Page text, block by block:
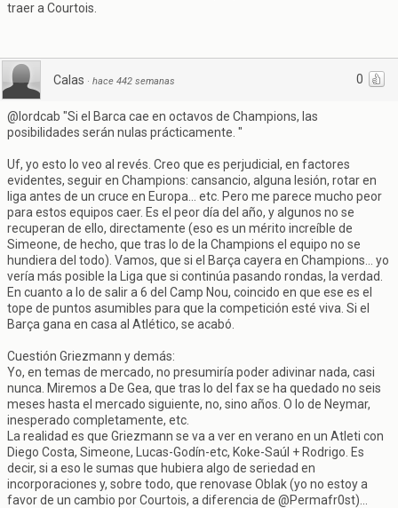
traer a Courtois.
0
Calas · hace 442 semanas
@lordcab "Si el Barca cae en octavos de Champions, las
posibilidades serán nulas prácticamente. "
Uf, yo esto lo veo al revés. Creo que es perjudicial, en factores
evidentes, seguir en Champions: cansancio, alguna lesión, rotar en
liga antes de un cruce en Europa... etc. Pero me parece mucho peor
para estos equipos caer. Es el peor día del año, y algunos no se
recuperan de ello, directamente (eso es un mérito increíble de
Simeone, de hecho, que tras lo de la Champions el equipo no se
hundiera del todo). Vamos, que si el Barça cayera en Champions... yo
vería más posible la Liga que si continúa pasando rondas, la verdad.
En cuanto a lo de salir a 6 del Camp Nou, coincido en que ese es el
tope de puntos asumibles para que la competición esté viva. Si el
Barça gana en casa al Atlético, se acabó.
Cuestión Griezmann y demás:
Yo, en temas de mercado, no presumiría poder adivinar nada, casi
nunca. Miremos a De Gea, que tras lo del fax se ha quedado no seis
meses hasta el mercado siguiente, no, sino años. O lo de Neymar,
inesperado completamente, etc.
La realidad es que Griezmann se va a ver en verano en un Atleti con
Diego Costa, Simeone, Lucas-Godín-etc, Koke-Saúl + Rodrigo. Es
decir, si a eso le sumas que hubiera algo de seriedad en
incorporaciones y, sobre todo, que renovase Oblak (yo no estoy a
favor de un cambio por Courtois, a diferencia de @Permafr0st)...